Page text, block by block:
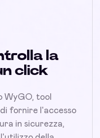
la
click
WyGO, tool
fornire l'accesso
in sicurezza,